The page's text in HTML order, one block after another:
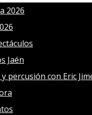
2026
Jaén
percusión con Eric